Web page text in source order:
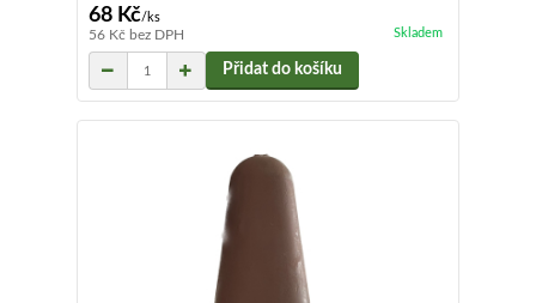
68 Kč/ks
56 Kč bez DPH Skladem
Přidat do košíku